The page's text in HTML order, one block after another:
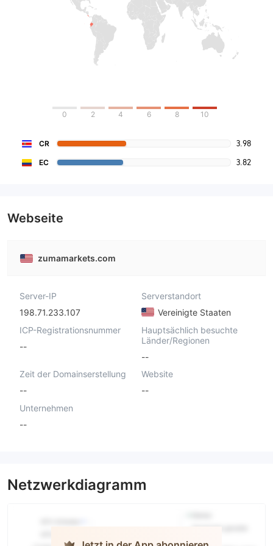
0 2 4 6 8 10
CR 3.98
EC 3.82
Webseite
zumamarkets.com
Server-IP
198.71.233.107
Serverstandort
Vereinigte Staaten
ICP-Registrationsnummer
--
Hauptsächlich besuchte
Länder/Regionen
--
Zeit der Domainserstellung
--
Website
--
Unternehmen
--
Netzwerkdiagramm